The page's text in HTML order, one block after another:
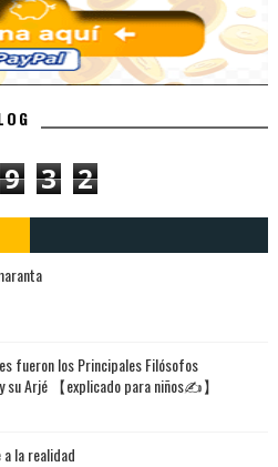
9 3 2
fueron los Principales Filósofos
y su Arjé 【explicado para niños✍】
la realidad